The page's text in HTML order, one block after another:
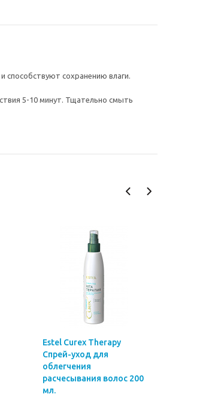
сохранению влаги.
5-10 минут. Тщательно смыть
Estel Curex Therapy
Спрей-уход для
облегчения
расчесывания волос 200
мл.